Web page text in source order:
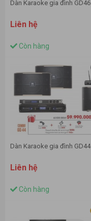
Dàn Karaoke gia đình GD46
Liên hệ
Còn hàng
Dàn Karaoke gia đình GD44
Liên hệ
Còn hàng